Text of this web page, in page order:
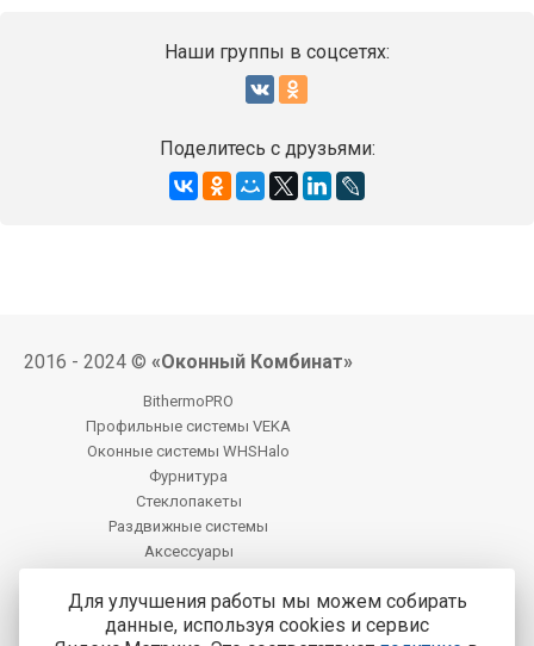
Наши группы в соцсетях:
Поделитесь с друзьями:
2016 - 2024 © «Оконный Комбинат»
BithermoPRO
Профильные системы VEKA
Оконные системы WHSHalo
Фурнитура
Стеклопакеты
Раздвижные системы
Аксессуары
Центральный офис продаж:
Для улучшения работы мы можем собирать
данные, используя cookies и сервис